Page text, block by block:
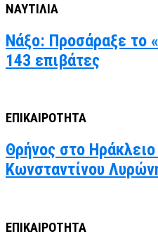
ΝΑΥΤΙΛΙΑ
Νάξο: Προσάραξε το
143 επιβάτες
ΕΠΙΚΑΙΡΟΤΗΤΑ
Θρήνος στο
Κωνσταντίνου
ΕΠΙΚΑΙΡΟΤΗΤΑ